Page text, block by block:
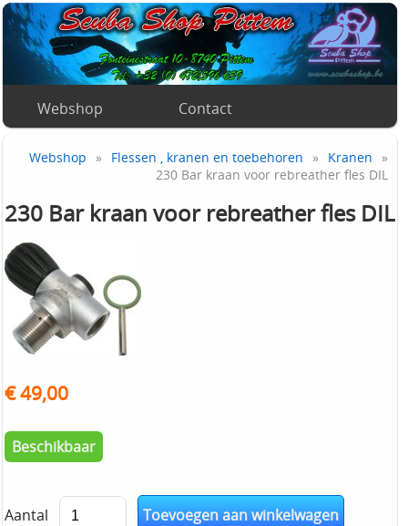
Webshop Contact
Webshop » Flessen , kranen en toebehoren » Kranen
»
230 Bar kraan voor rebreather fles DIL
230 Bar kraan voor rebreather fles DIL
€ 49,00
Beschikbaar
Aantal